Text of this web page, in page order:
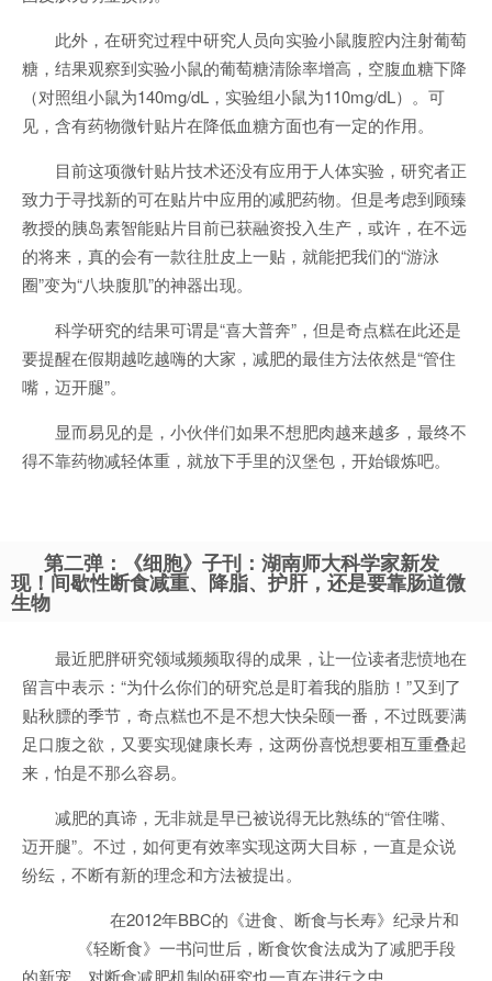
此外，在研究过程中研究人员向实验小鼠腹腔内注射葡萄
糖，结果观察到实验小鼠的葡萄糖清除率增高，空腹血糖下降
（对照组小鼠为140mg/dL，实验组小鼠为110mg/dL）。可
见，含有药物微针贴片在降低血糖方面也有一定的作用。
目前这项微针贴片技术还没有应用于人体实验，研究者正
致力于寻找新的可在贴片中应用的减肥药物。但是考虑到顾臻
教授的胰岛素智能贴片目前已获融资投入生产，或许，在不远
的将来，真的会有一款往肚皮上一贴，就能把我们的“游泳
圈”变为“八块腹肌”的神器出现。
科学研究的结果可谓是“喜大普奔”，但是奇点糕在此还是
要提醒在假期越吃越嗨的大家，减肥的最佳方法依然是“管住
嘴，迈开腿”。
显而易见的是，小伙伴们如果不想肥肉越来越多，最终不
得不靠药物减轻体重，就放下手里的汉堡包，开始锻炼吧。
第二弹：《细胞》子刊：湖南师大科学家新发
现！间歇性断食减重、降脂、护肝，还是要靠肠道微
生物
最近肥胖研究领域频频取得的成果，让一位读者悲愤地在
留言中表示：“为什么你们的研究总是盯着我的脂肪！”又到了
贴秋膘的季节，奇点糕也不是不想大快朵颐一番，不过既要满
足口腹之欲，又要实现健康长寿，这两份喜悦想要相互重叠起
来，怕是不那么容易。
减肥的真谛，无非就是早已被说得无比熟练的“管住嘴、
迈开腿”。不过，如何更有效率实现这两大目标，一直是众说
纷纭，不断有新的理念和方法被提出。
在2012年BBC的《进食、断食与长寿》纪录片和
《轻断食》一书问世后，断食饮食法成为了减肥手段
的新宠。对断食减肥机制的研究也一直在进行之中。